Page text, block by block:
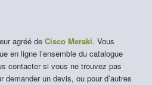
agréé de Cisco Meraki. Vous
en ligne l’ensemble du catalogue
contacter si vous ne trouvez pas
demander un devis, ou pour d’autres